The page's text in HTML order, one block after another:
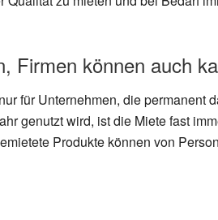
Firmen können auch
für Unternehmen, die permanent
genutzt wird, ist die Miete fast
Produkte können von